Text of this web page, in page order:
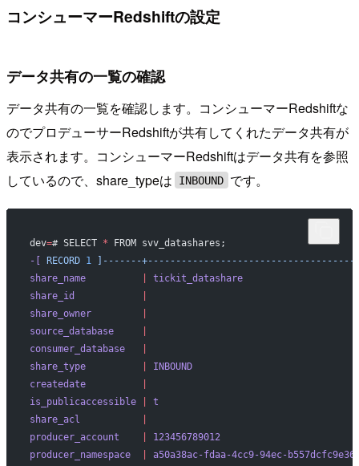
コンシューマーRedshiftの設定
データ共有の一覧の確認
データ共有の一覧を確認します。コンシューマーRedshiftな
のでプロデューサーRedshiftが共有してくれたデータ共有が
表示されます。コンシューマーRedshiftはデータ共有を参照
しているので、share_typeは
INBOUND です。
dev=# SELECT * FROM svv_datashares;
-[
RECORD 1 ]-------
share_name
          |
tickit_datashare
share_id
share_owner
         |
source_database
     |
consumer_database
   |
share_type
          |
INBOUND
createdate
          |
is_publicaccessible |
t
share_acl
producer_account
123456789012
producer_namespace
  |
a50a38ac-fdaa-4cc9-94ec-b557dcfc9e36